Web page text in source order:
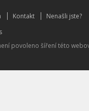
Kontakt Nenašli jste?
povoleno šíření této